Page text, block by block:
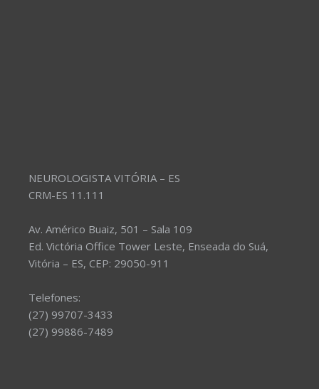
NEUROLOGISTA VITÓRIA – ES
CRM-ES 11.111
Av. Américo Buaiz, 501 – Sala 109
Ed. Victória Office Tower Leste, Enseada do Suá,
Vitória – ES, CEP: 29050-911
Telefones:
(27) 99707-3433
(27) 99886-7489